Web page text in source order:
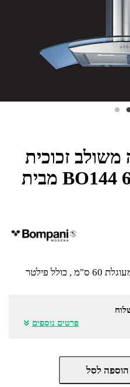
זכוכית
60 ס"מ דגם BO144 60IX מבית
קולט אדים ארובה משולב זכוכית מעוגלת 60 ס"מ , כולל פילטר
פרטים נוספים
הוספה לסל